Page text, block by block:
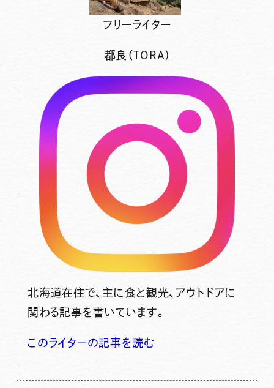
フリーライター
都良（TORA)
北海道在住で、主に食と観光、アウトドアに
関わる記事を書いています。
このライターの記事を読む